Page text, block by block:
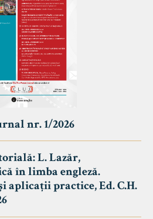
nr. 1/2026
L. Lazăr,
în limba engleză.
aplicații practice, Ed. C.H.